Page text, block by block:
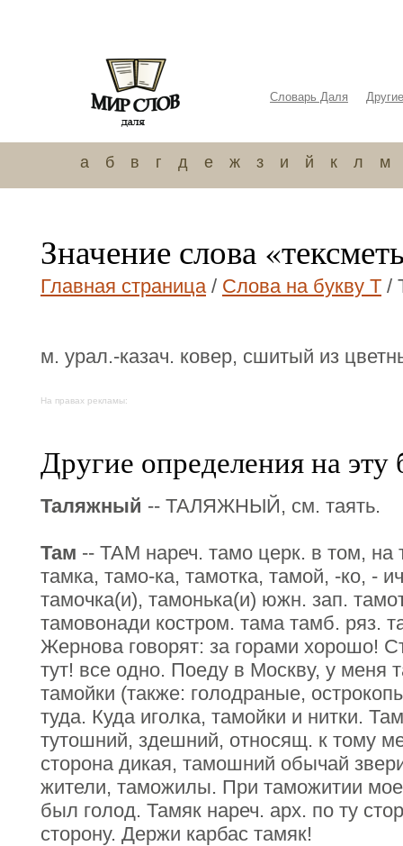
Словарь Даля
а б в г д е ж з и й к л м
Значение слова
Главная страница/ Слова на букву Т /
м. урал.-казач. ковер, сшитый из
На правах рекламы:
Другие определения на эту
Таляжный -- ТАЛЯЖНЫЙ, см. таять.
Там -- ТАМ нареч. тамо церк. в том, на
тамка, тамо-ка, тамотка, тамой, -ко, -
тамочка(и), тамонька(и) южн. зап.
тамовонади костром. тама тамб. ряз.
Жернова говорят: за горами хорошо!
тут! все одно. Поеду в Москву, у меня
тамойки (также: голодраные,
туда. Куда иголка, тамойки и нитки.
тутошний, здешний, относящ. к тому
сторона дикая, тамошний обычай
жители, таможилы. При таможитии
был голод. Тамяк нареч. арх. по ту
сторону. Держи карбас тамяк!